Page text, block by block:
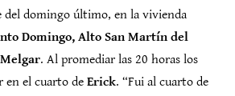
del domingo último, en la vivienda
Domingo, Alto San Martín del
. Al promediar las 20 horas los
en el cuarto de Erick. “Fui al cuarto de